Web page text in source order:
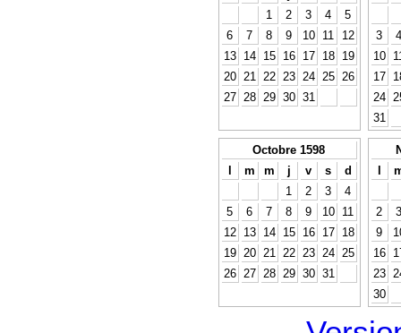
1
2 3 4
5
6
7 8 9 10 11
12
13
14 15 16 17 18
19
20
21 22 23 24 25
26
27
28 29 30 31
3
4
10
17
24
31
Octobre 1598
l
m m j v s
d
1
2 3
4
5
6 7 8 9 10
11
12
13 14 15 16 17
18
19
20 21 22 23 24
25
26
27 28 29 30 31
l
2
3
9
16
23
30